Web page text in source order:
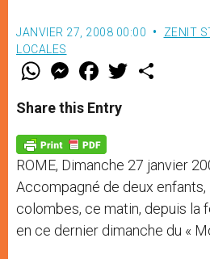
JANVIER 27, 2008 00:00 ZENIT
LOCALES
W
t
s
p
p
M
e
s
e
g
e
r
F
a
e
b
o
k
w
Share this Entry
ROME, Dimanche 27 janvier
Accompagné de deux
colombes, ce matin, depuis la
en ce dernier dimanche du «